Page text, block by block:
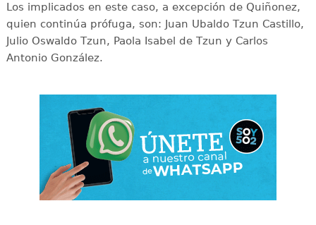
Los implicados en este caso, a excepción de Quiñonez,
quien continúa prófuga, son: Juan Ubaldo Tzun Castillo,
Julio Oswaldo Tzun, Paola Isabel de Tzun y Carlos
Antonio González.